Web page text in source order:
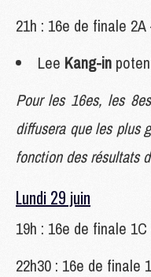
21h : 16e de finale
Lee Kang-in
Pour les 16es, les
diffusera que les plus
fonction des résultats
Lundi 29 juin
19h : 16e de finale
22h30 : 16e de finale